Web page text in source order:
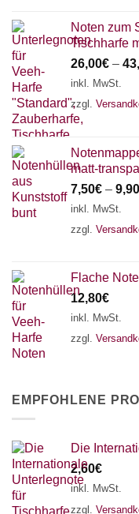
Noten zum
Tischharfe
26,00€ –
inkl. MwSt.
zzgl.
matt-
7,50€ – 9,90
inkl. MwSt.
zzgl.
Flache
12,80€
inkl. MwSt.
zzgl.
EMPFOHLENE
Die
2,60€
inkl. MwSt.
zzgl.